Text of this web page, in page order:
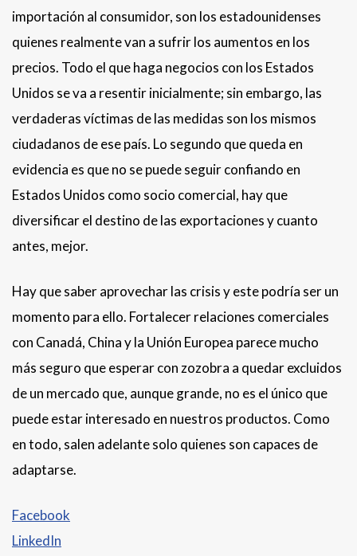
importación al consumidor, son los estadounidenses
quienes realmente van a sufrir los aumentos en los
precios. Todo el que haga negocios con los Estados
Unidos se va a resentir inicialmente; sin embargo, las
verdaderas víctimas de las medidas son los mismos
ciudadanos de ese país. Lo segundo que queda en
evidencia es que no se puede seguir confiando en
Estados Unidos como socio comercial, hay que
diversificar el destino de las exportaciones y cuanto
antes, mejor.
Hay que saber aprovechar las crisis y este podría ser un
momento para ello. Fortalecer relaciones comerciales
con Canadá, China y la Unión Europea parece mucho
más seguro que esperar con zozobra a quedar excluidos
de un mercado que, aunque grande, no es el único que
puede estar interesado en nuestros productos. Como
en todo, salen adelante solo quienes son capaces de
adaptarse.
Facebook
LinkedIn